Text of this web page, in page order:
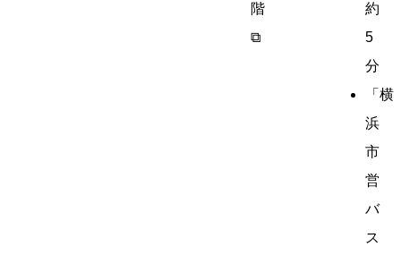
階
⧉
約
5
分
「横
浜
市
営
バ
ス